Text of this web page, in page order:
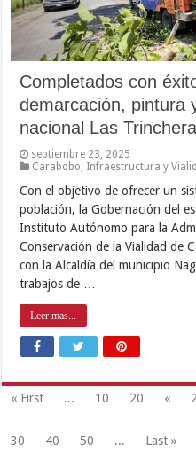
Completados con
demarcación, pintura
nacional Las
septiembre 23, 2025
Carabobo, Infraestructura y
Con el objetivo de ofrecer un
población, la Gobernación del
Instituto Autónomo para la
Conservación de la Vialidad de
con la Alcaldía del municipio
trabajos de …
Leer mas...
« First ... 10 20 «
30
40 50 ... Last »